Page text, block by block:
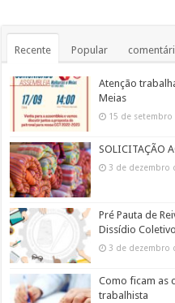
Recente Popular
Atenção
Meias
15 de setembro
SOLICITAÇÃO
3 de dezembro
Pré Pauta de
Dissídio Coletivo
3 de dezembro
Como ficam as
trabalhista